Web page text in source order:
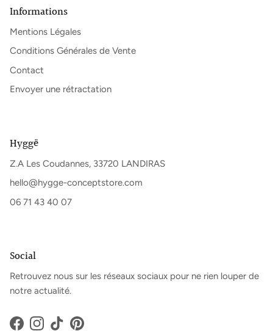
Informations
Mentions Légales
Conditions Générales de Vente
Contact
Envoyer une rétractation
Hyggë
Z.A Les Coudannes, 33720 LANDIRAS
hello@hygge-conceptstore.com
06 71 43 40 07
Social
Retrouvez nous sur les réseaux sociaux pour ne rien louper de
notre actualité.